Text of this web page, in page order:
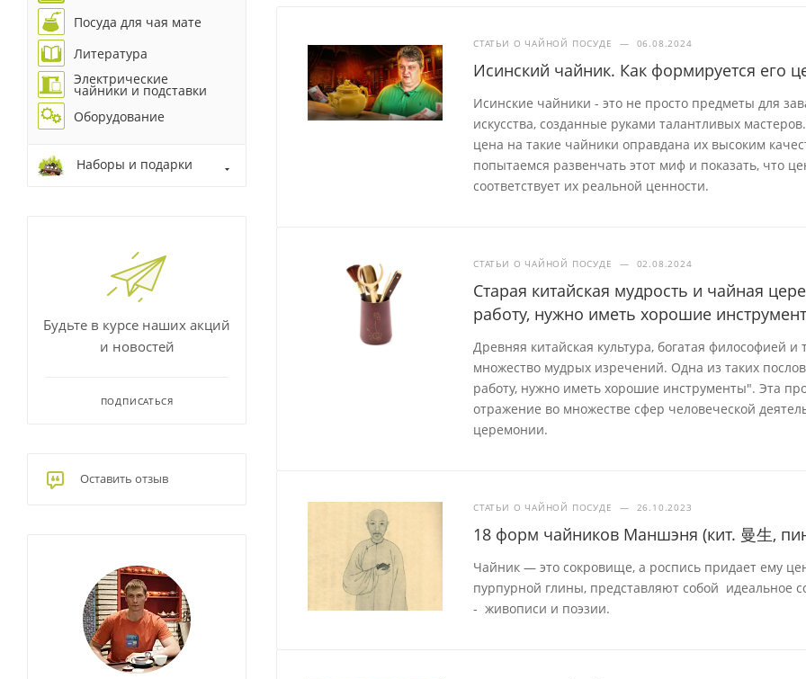
СТАТЬИ О ЧАЙНОЙ ПОСУДЕ — 06.08.2024
Исинский чайник. Как формируется его
Исинские чайники - это не просто предметы для
искусства, созданные руками талантливых
цена на такие чайники оправдана их высоким
попытаемся развенчать этот миф и показать, что
соответствует их реальной ценности.
СТАТЬИ О ЧАЙНОЙ ПОСУДЕ — 02.08.2024
Старая китайская мудрость и чайная
работу, нужно иметь хорошие
Древняя китайская культура, богатая философией
множество мудрых изречений. Одна из таких
работу, нужно иметь хорошие инструменты". Эта
отражение во множестве сфер человеческой
церемонии.
СТАТЬИ О ЧАЙНОЙ ПОСУДЕ — 26.10.2023
18 форм чайников Маншэня (кит. 曼生,
Чайник — это сокровище, а роспись придает ему
пурпурной глины, представляют собой идеальное
- живописи и поэзии.
Посуда для чая мате
Литература
Электрические
чайники и подставки
Оборудование
Наборы и подарки
Будьте в курсе наших акций
и новостей
ПОДПИСАТЬСЯ
Оставить отзыв